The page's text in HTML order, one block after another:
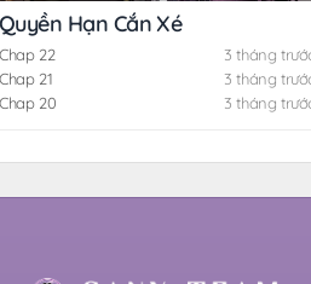
Quyền Hạn Cắn Xé
Chap 22
3 tháng
Chap 21
3 tháng
Chap 20
3 tháng